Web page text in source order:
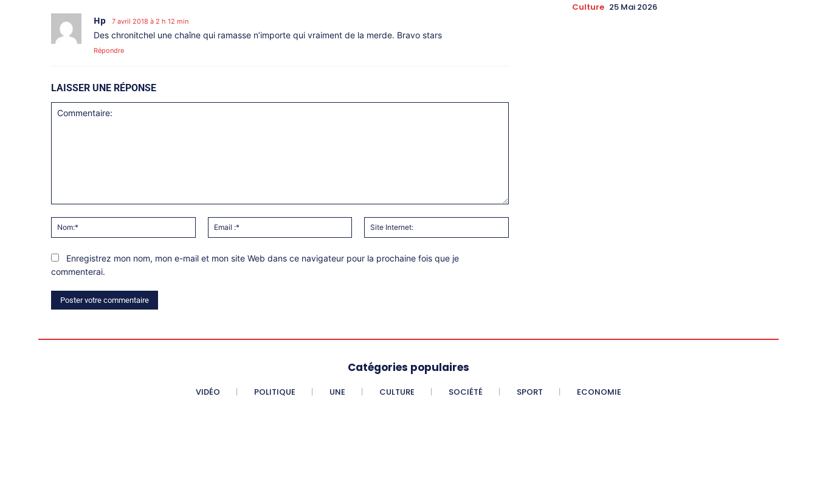
Hp 7 avril 2018 à 2 h 12 min
Des chronitchel une chaîne qui ramasse n’importe qui vraiment de la merde. Bravo stars
Répondre
LAISSER UNE RÉPONSE
Nom:*
Email
:*
Internet:
Enregistrez mon nom, mon e-mail et mon site Web dans ce navigateur pour la prochaine fois que je
commenterai.
Culture 25 Mai 2026
Catégories populaires
VIDÉO POLITIQUE UNE CULTURE SOCIÉTÉ SPORT ECONOMIE